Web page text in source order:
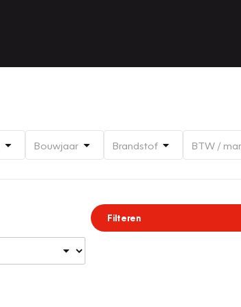
Bouwjaar Brandstof BTW /
Filteren